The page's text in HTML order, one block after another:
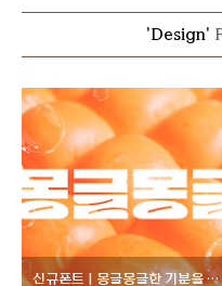
'Design'
신규폰트 | 몽글몽글한 기분을 말랑말랑하게 Rix몽글몽글